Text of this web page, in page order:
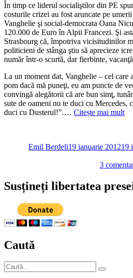
În timp ce liderul socialiştilor din PE
costurile crizei au fost aruncate pe
Vanghelie şi social-democrata Oana
120.000 de Euro în Alpii Francezi. Şi
Strasbourg că, împotriva vicisitudinilor
politicieni de stânga ştiu să aprecieze
număr într-o scurtă, dar fierbinte,
La un moment dat, Vanghelie – cel care
pom dacă mă puneţi, eu am puncte de
convingă alegătorii că are bun simţ,
sute de oameni nu te duci cu Mercedes,
duci cu Dusterul!”.… Citește mai mult
Emil Berdeli19 ianuarie 201219
3
Susțineți libertatea
Caută
Caută
după:
Căutare